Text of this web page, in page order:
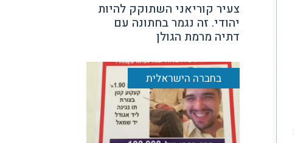
צעיר קוריאני השתוקק להיות
יהודי. זה נגמר בחתונה עם
דתיה מרמת הגולן
בחברה הישראלית